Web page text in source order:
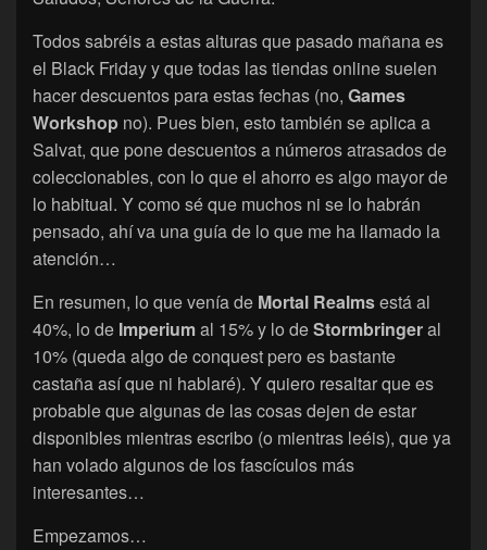
Todos sabréis a estas alturas que pasado mañana es
el Black Friday y que todas las tiendas online suelen
hacer descuentos para estas fechas (no, Games
Workshop no). Pues bien, esto también se aplica a
Salvat, que pone descuentos a números atrasados de
coleccionables, con lo que el ahorro es algo mayor de
lo habitual. Y como sé que muchos ni se lo habrán
pensado, ahí va una guía de lo que me ha llamado la
atención…
En resumen, lo que venía de Mortal Realmsestá al
40%, lo de Imperiumal 15% y lo deStormbringeral
10% (queda algo de conquest pero es bastante
castaña así que ni hablaré). Y quiero resaltar que es
probable que algunas de las cosas dejen de estar
disponibles mientras escribo (o mientras leéis), que ya
han volado algunos de los fascículos más
interesantes…
Empezamos…